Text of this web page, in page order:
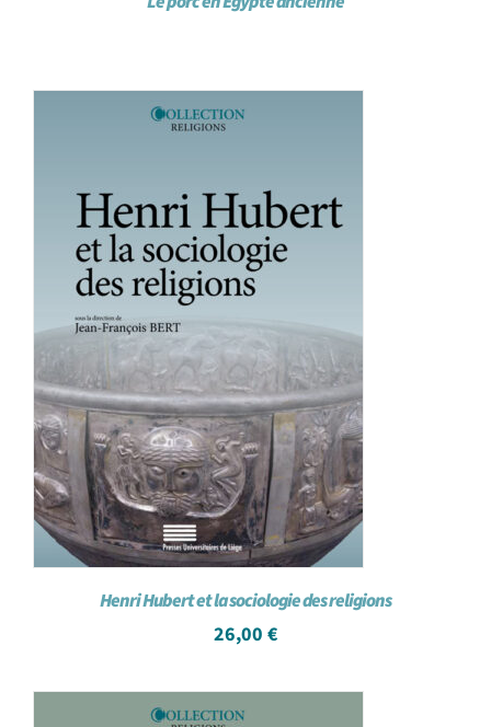
Henri Hubert et la sociologie des religions
26,00 €